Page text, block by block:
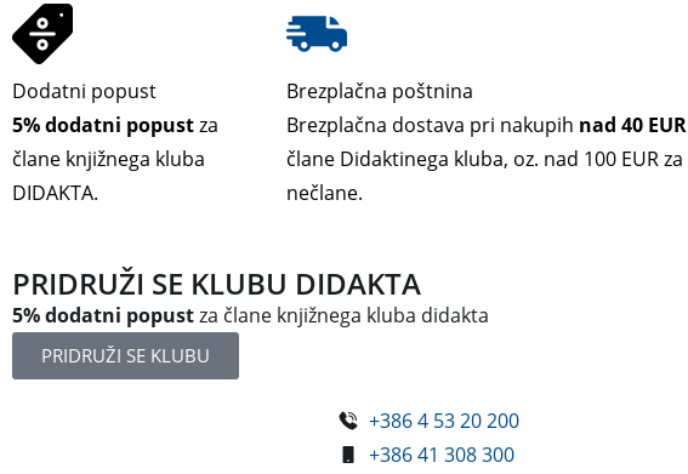
Dodatni popust
5% dodatni popustza
člane knjižnega kluba
DIDAKTA.
Brezplačna poštnina
Brezplačna dostava pri nakupih nad 40 EUR
člane Didaktinega kluba, oz. nad 100 EUR za
nečlane.
PRIDRUŽI SE KLUBU DIDAKTA
5% dodatni popustza člane knjižnega kluba didakta
PRIDRUŽI SE KLUBU
+386 4 53 20 200
+386 41 308 300